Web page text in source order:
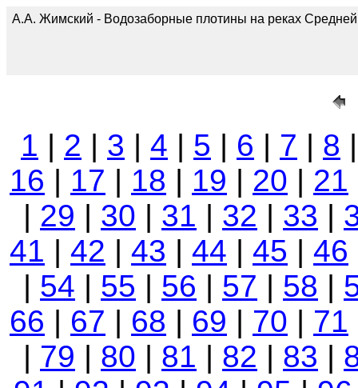
А.А. Жимский - Водозаборные плотины на реках
1 | 2 | 3 | 4 | 5 | 6 | 7 | 8
16 | 17 | 18 | 19 | 20 | 21
| 29 | 30 | 31 | 32 | 33 |
41 | 42 | 43 | 44 | 45 | 46
| 54 | 55 | 56 | 57 | 58 |
66 | 67 | 68 | 69 | 70 | 71
| 79 | 80 | 81 | 82 | 83 |